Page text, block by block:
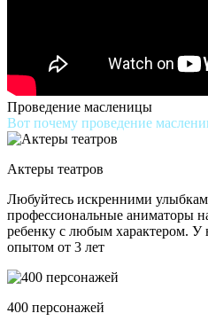
Проведение масленицы
Вот почему проведение
Актеры театров
Любуйтесь искренними
профессиональные аниматоры
ребенку с любым характером. У
опытом от 3 лет
400 персонажей